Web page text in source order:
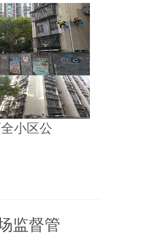
小区公
监督管